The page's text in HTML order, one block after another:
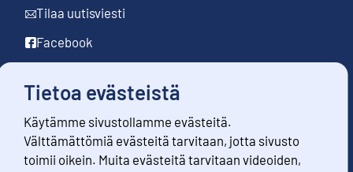
Tietoa evästeistä
Käytämme sivustollamme evästeitä.
Välttämättömiä evästeitä tarvitaan, jotta sivusto
toimii oikein. Muita evästeitä tarvitaan videoiden,
Tilaa uutisviesti
Facebook
YouTube
Instagram